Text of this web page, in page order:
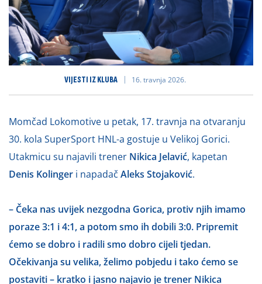
VIJESTI IZ KLUBA 16. travnja 2026.
Momčad Lokomotive u petak, 17. travnja na otvaranju
30. kola SuperSport HNL-a gostuje u Velikoj Gorici.
Utakmicu su najavili trener Nikica Jelavić, kapetan
Denis Kolinger i napadač Aleks Stojaković.
– Čeka nas uvijek nezgodna Gorica, protiv njih imamo
poraze 3:1 i 4:1, a potom smo ih dobili 3:0. Pripremit
ćemo se dobro i radili smo dobro cijeli tjedan.
Očekivanja su velika, želimo pobjedu i tako ćemo se
postaviti – kratko i jasno najavio je trener Nikica